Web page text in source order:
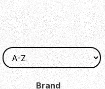
Brand